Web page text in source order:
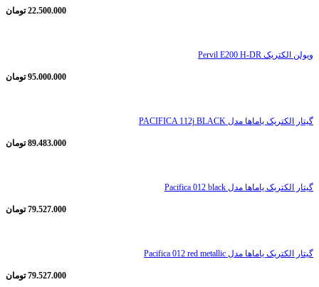
22.500.000 تومان
ویولن الکتریک Pervil E200 H-DR
95.000.000 تومان
گیتار الکتریک یاماها مدل PACIFICA 112j BLACK
89.483.000 تومان
گیتار الکتریک یاماها مدل Pacifica 012 black
79.527.000 تومان
گیتار الکتریک یاماها مدل Pacifica 012 red metallic
79.527.000 تومان